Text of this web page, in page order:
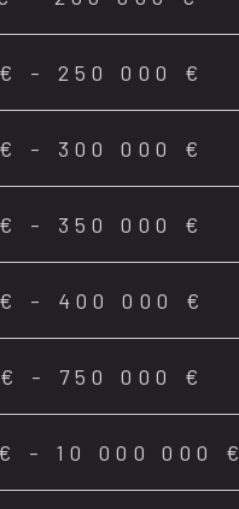
- 250 000 €
- 300 000 €
- 350 000 €
- 400 000 €
- 750 000 €
- 10 000 000 €